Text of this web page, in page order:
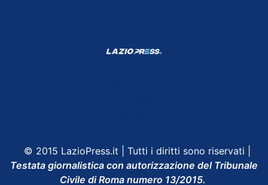
© 2015 LazioPress.it | Tutti i diritti sono riservati |
Testata giornalistica con autorizzazione del Tribunale
Civile di Roma numero 13/2015.